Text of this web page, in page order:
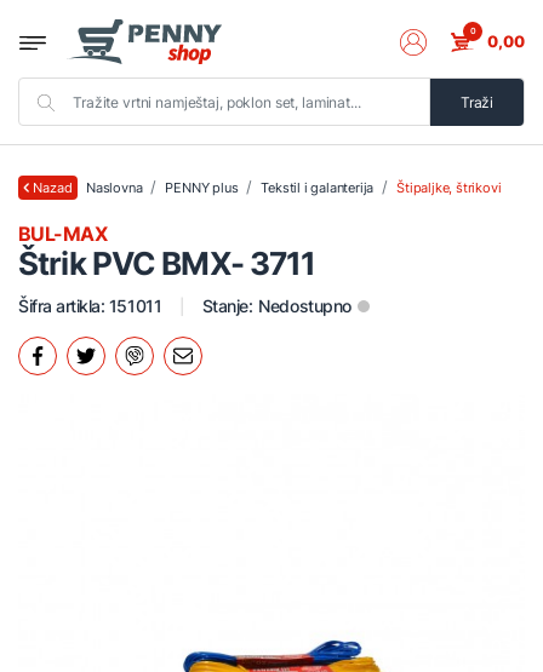
Traži
0 0,00
Nazad Naslovna PENNY plus Tekstil i galanterija Štipaljke, štrikovi
Štrik PVC BMX- 3711
BUL-MAX
Šifra artikla: 151011 Stanje: Nedostupno